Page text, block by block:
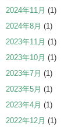
2024年11月 (1)
2024年8月 (1)
2023年11月 (1)
2023年10月 (1)
2023年7月 (1)
2023年5月 (1)
2023年4月 (1)
2022年12月 (1)